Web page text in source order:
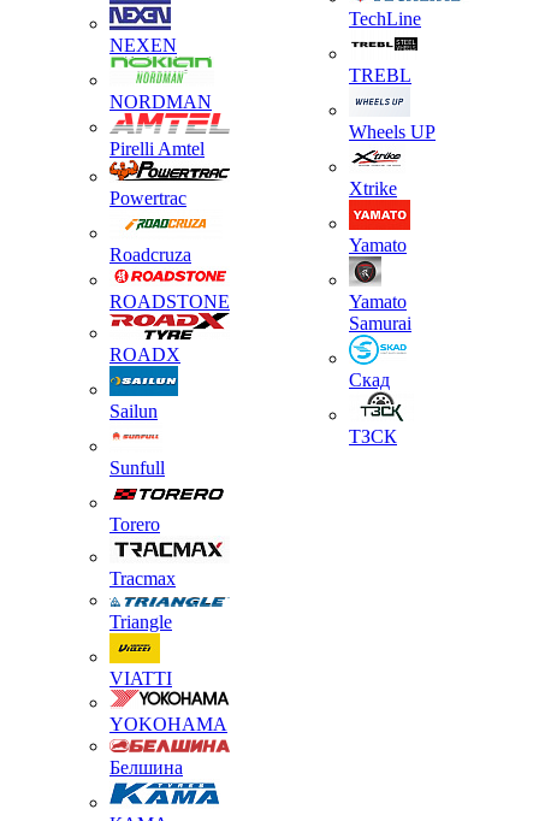
NEXEN
NORDMAN
Pirelli Amtel
Powertrac
Roadcruza
ROADSTONE
ROADX
Sailun
Sunfull
Torero
Tracmax
Triangle
VIATTI
YOKOHAMA
Белшина
TechLine
TREBL
Wheels UP
Xtrike
Yamato
Yamato
Samurai
Скад
ТЗСК